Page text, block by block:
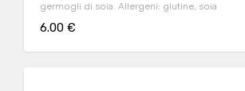
germogli di soia Allergeni: glutine, soia
6.00 €